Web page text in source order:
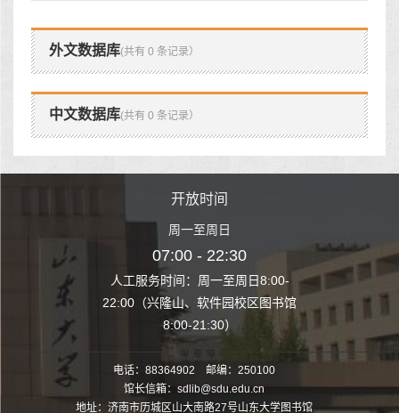
外文数据库(共有 0 条记录）
中文数据库(共有 0 条记录）
至周日8:00-
园校区图书馆
开放时间
周一至周日
07:00 - 22:30
人工服务时间：周一至周日8:00-
22:00（兴隆山、软件园校区图书馆
8:00-21:30）
人工服务时间
22:00（兴隆山
电话：88364902 邮编：250100
馆长信箱：sdlib@sdu.edu.cn
地址：济南市历城区山大南路27号山东大学图书馆